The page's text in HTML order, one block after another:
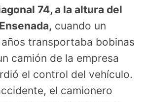
74, a la altura del
cuando un
transportaba bobinas
camión de la empresa
el control del vehículo.
el camionero